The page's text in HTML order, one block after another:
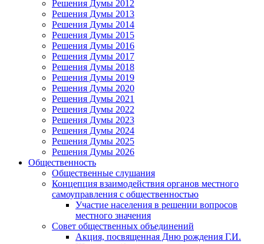
Решения Думы 2012
Решения Думы 2013
Решения Думы 2014
Решения Думы 2015
Решения Думы 2016
Решения Думы 2017
Решения Думы 2018
Решения Думы 2019
Решения Думы 2020
Решения Думы 2021
Решения Думы 2022
Решения Думы 2023
Решения Думы 2024
Решения Думы 2025
Решения Думы 2026
Общественность
Общественные слушания
Концепция взаимодействия органов местного
самоуправления с общественностью
Участие населения в решении вопросов
местного значения
Совет общественных объединений
Акция, посвященная Дню рождения Г.И.